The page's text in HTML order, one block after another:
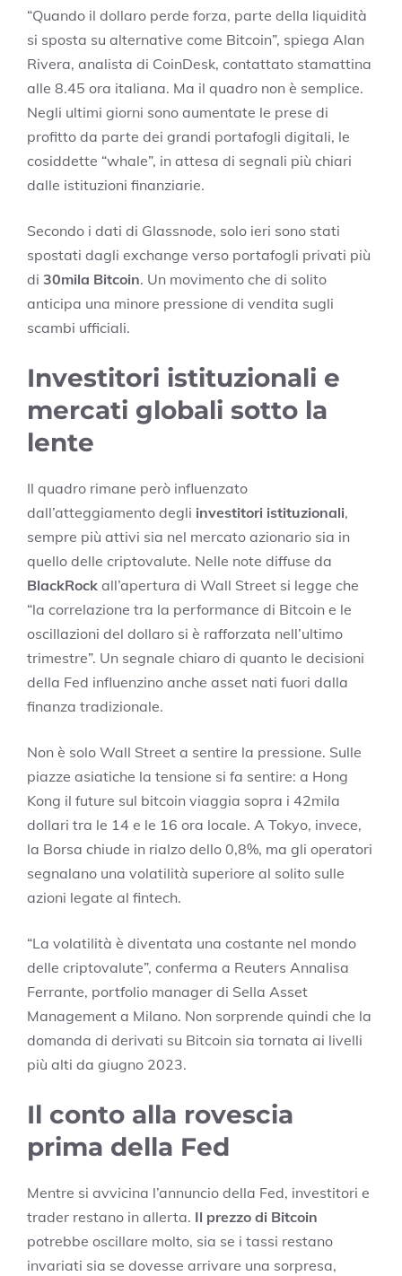
“Quando il dollaro perde forza, parte della liquidità
si sposta su alternative come Bitcoin”, spiega Alan
Rivera, analista di CoinDesk, contattato stamattina
alle 8.45 ora italiana. Ma il quadro non è semplice.
Negli ultimi giorni sono aumentate le prese di
profitto da parte dei grandi portafogli digitali, le
cosiddette “whale”, in attesa di segnali più chiari
dalle istituzioni finanziarie.
Secondo i dati di Glassnode, solo ieri sono stati
spostati dagli exchange verso portafogli privati più
di 30mila Bitcoin. Un movimento che di solito
anticipa una minore pressione di vendita sugli
scambi ufficiali.
Investitori istituzionali e
mercati globali sotto la
lente
Il quadro rimane però influenzato
dall’atteggiamento degli investitori istituzionali,
sempre più attivi sia nel mercato azionario sia in
quello delle criptovalute. Nelle note diffuse da
BlackRock all’apertura di Wall Street si legge che
“la correlazione tra la performance di Bitcoin e le
oscillazioni del dollaro si è rafforzata nell’ultimo
trimestre”. Un segnale chiaro di quanto le decisioni
della Fed influenzino anche asset nati fuori dalla
finanza tradizionale.
Non è solo Wall Street a sentire la pressione. Sulle
piazze asiatiche la tensione si fa sentire: a Hong
Kong il future sul bitcoin viaggia sopra i 42mila
dollari tra le 14 e le 16 ora locale. A Tokyo, invece,
la Borsa chiude in rialzo dello 0,8%, ma gli operatori
segnalano una volatilità superiore al solito sulle
azioni legate al fintech.
“La volatilità è diventata una costante nel mondo
delle criptovalute”, conferma a Reuters Annalisa
Ferrante, portfolio manager di Sella Asset
Management a Milano. Non sorprende quindi che la
domanda di derivati su Bitcoin sia tornata ai livelli
più alti da giugno 2023.
Il conto alla rovescia
prima della Fed
Mentre si avvicina l’annuncio della Fed, investitori e
trader restano in allerta. Il prezzo di Bitcoin
potrebbe oscillare molto, sia se i tassi restano
invariati sia se dovesse arrivare una sorpresa,